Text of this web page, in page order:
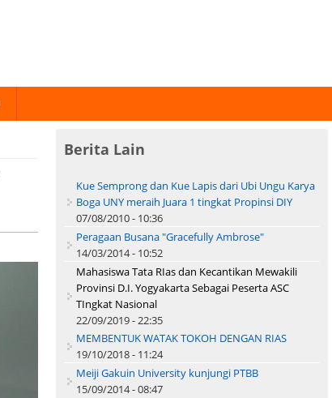
Berita Lain
Kue Semprong dan Kue Lapis dari Ubi Ungu Karya
Boga UNY meraih Juara 1 tingkat Propinsi DIY
07/08/2010 - 10:36
Peragaan Busana "Gracefully Ambrose"
14/03/2014 - 10:52
Mahasiswa Tata RIas dan Kecantikan Mewakili
Provinsi D.I. Yogyakarta Sebagai Peserta ASC
TIngkat Nasional
22/09/2019 - 22:35
MEMBENTUK WATAK TOKOH DENGAN RIAS
19/10/2018 - 11:24
Meiji Gakuin University kunjungi PTBB
15/09/2014 - 08:47